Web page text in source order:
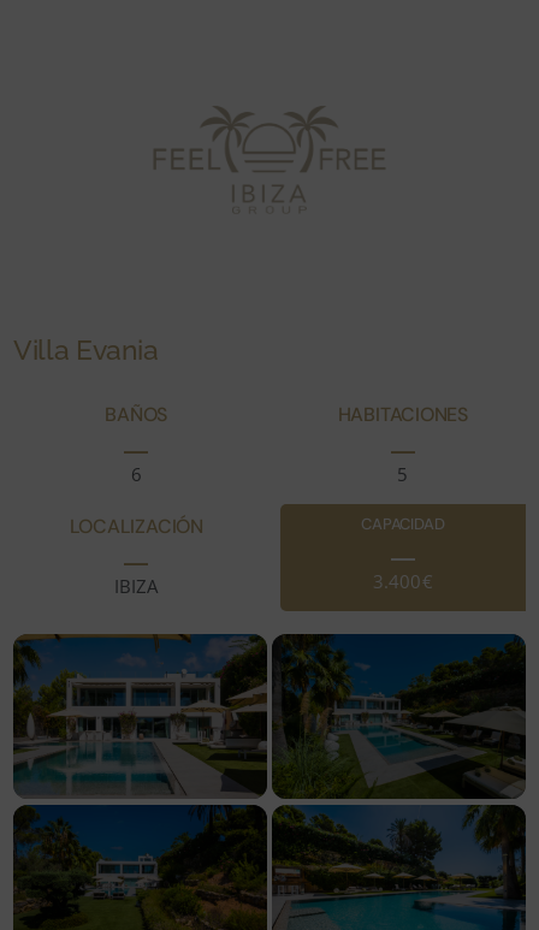
Villa Evania
BAÑOS
6
HABITACIONES
5
LOCALIZACIÓN
IBIZA
CAPACIDAD
3.400€